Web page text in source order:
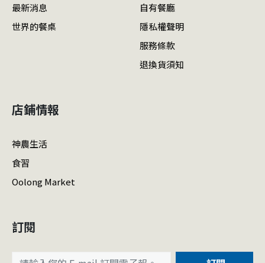
最新消息
世界的餐桌
自有餐廳
隱私權聲明
服務條款
退換貨須知
店鋪情報
神農生活
食習
Oolong Market
訂閱